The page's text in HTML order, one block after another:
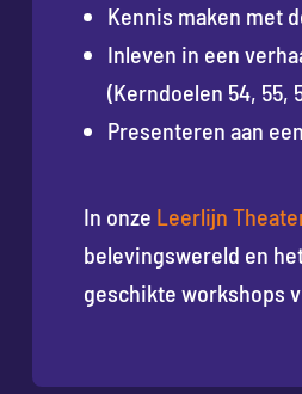
Kennis maken met
Inleven in een
(Kerndoelen 54, 55,
Presenteren aan
In onze Leerlijn
belevingswereld en
geschikte workshops